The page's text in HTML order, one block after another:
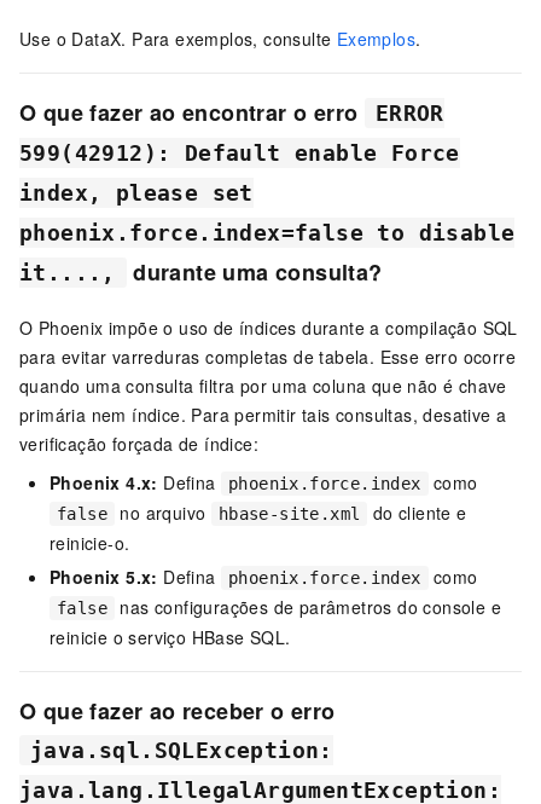
Use o DataX. Para exemplos, consulte Exemplos.
O que fazer ao encontrar o erro
ERROR
599(42912): Default enable Force
index, please set
phoenix.force.index=false to disable
it....,
durante uma consulta?
O Phoenix impõe o uso de índices durante a compilação SQL
para evitar varreduras completas de tabela. Esse erro ocorre
quando uma consulta filtra por uma coluna que não é chave
primária nem índice. Para permitir tais consultas, desative a
verificação forçada de índice:
Phoenix 4.x: Defina phoenix.force.index como
false no arquivo hbase-site.xml
do cliente e
reinicie-o.
Phoenix 5.x: Defina phoenix.force.index como
false
nas configurações de parâmetros do console e
reinicie o serviço HBase SQL.
O que fazer ao receber o erro
java.sql.SQLException:
java.lang.IllegalArgumentException: